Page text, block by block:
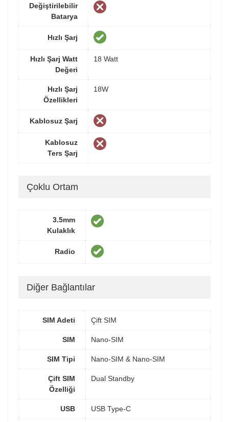
Değiştirilebilir
Batarya
Hızlı Şarj
Hızlı Şarj Watt
Değeri
18 Watt
Hızlı Şarj
Özellikleri
18W
Kablosuz Şarj
Kablosuz
Ters Şarj
Çoklu Ortam
3.5mm
Kulaklık
Radio
Diğer Bağlantılar
SIM Adeti Çift SIM
SIM Nano-SIM
SIM Tipi Nano-SIM & Nano-SIM
Çift SIM
Özelliği
Dual Standby
USB USB Type-C